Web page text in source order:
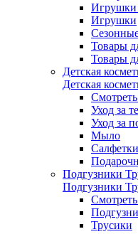
Игрушки
Игрушки
Товары
Товары
Детская
Детская
Смотреть
Уход за
Уход за
Мыло
Подгузники
Подгузники
Смотреть
Трусики